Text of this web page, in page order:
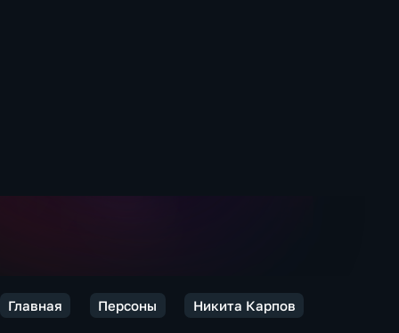
Главная Персоны Никита Карпов